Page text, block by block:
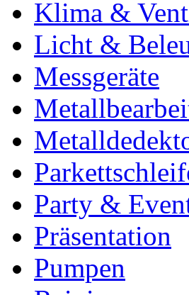
Klima &
Licht &
Messgeräte
Party &
Präsentation
Pumpen